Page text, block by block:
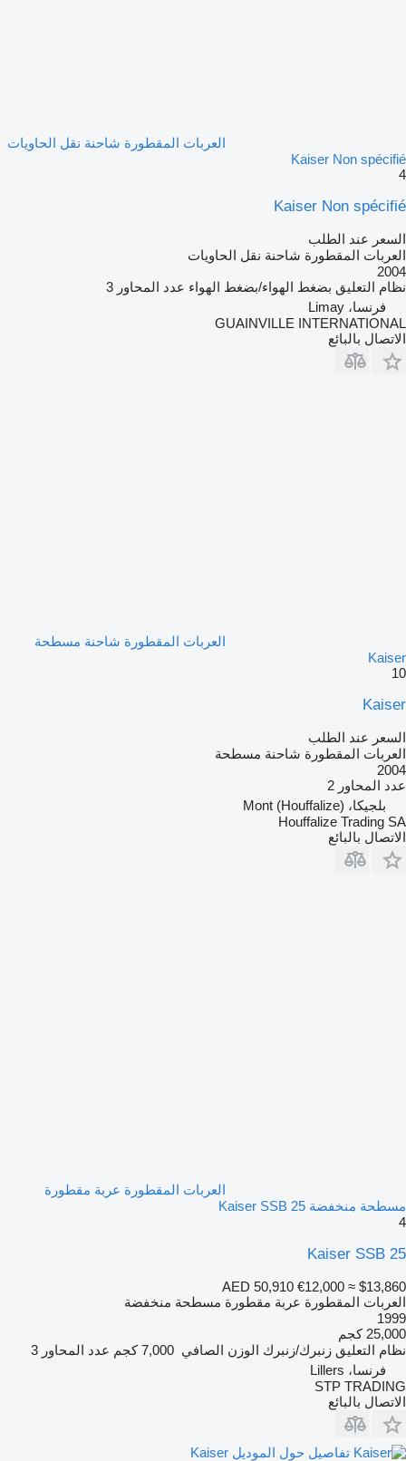
العربات المقطورة شاحنة نقل الحاويات
Kaiser Non spécifié
4
Kaiser Non spécifié
السعر عند الطلب
العربات المقطورة شاحنة نقل الحاويات
2004
نظام التعليق بضغط الهواء/بضغط الهواء عدد المحاور 3
فرنسا، Limay
GUAINVILLE INTERNATIONAL
الاتصال بالبائع
العربات المقطورة شاحنة مسطحة
Kaiser
10
Kaiser
السعر عند الطلب
العربات المقطورة شاحنة مسطحة
2004
عدد المحاور 2
بلجيكا، Mont (Houffalize)
Houffalize Trading SA
الاتصال بالبائع
العربات المقطورة عربة مقطورة
مسطحة منخفضة Kaiser SSB 25
4
Kaiser SSB 25
AED 50,910 €12,000 ≈ $13,860
العربات المقطورة عربة مقطورة مسطحة منخفضة
1999
25,000 كجم
نظام التعليق زنبرك/زنبرك الوزن الصافي 7,000 كجم عدد المحاور 3
فرنسا، Lillers
STP TRADING
الاتصال بالبائع
تفاصيل حول الموديل Kaiser